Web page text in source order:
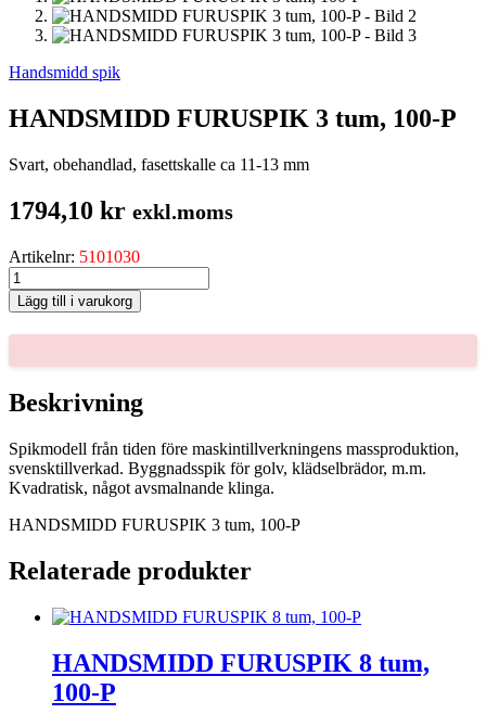
Handsmidd spik
HANDSMIDD FURUSPIK 3 tum, 100-P
Svart, obehandlad, fasettskalle ca 11-13 mm
1794,10 kr exkl.moms
Artikelnr: 5101030
HANDSMIDD
FURUSPIK
3
tum,
P
mängd
Lägg till i varukorg
Beskrivning
Spikmodell från tiden före maskintillverkningens massproduktion,
svensktillverkad. Byggnadsspik för golv, klädselbrädor, m.m.
Kvadratisk, något avsmalnande klinga.
HANDSMIDD FURUSPIK 3 tum, 100-P
Relaterade produkter
HANDSMIDD FURUSPIK 8 tum,
100-P